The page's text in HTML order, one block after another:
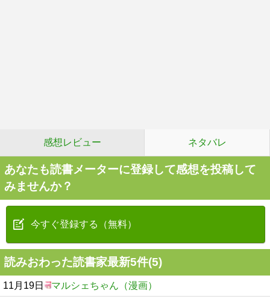
感想レビュー ネタバレ
あなたも読書メーターに登録して感想を投稿して
みませんか？
今すぐ登録する（無料）
読みおわった読書家最新5件(5)
11月19日 マルシェちゃん（漫画）